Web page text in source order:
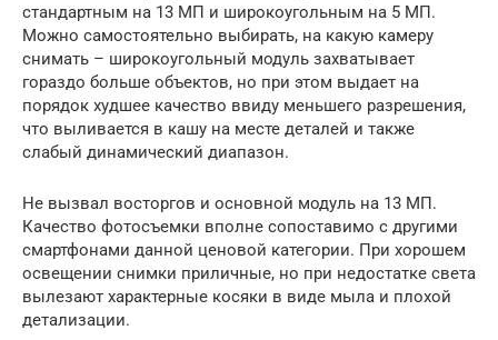
стандартным на 13 МП и широкоугольным на 5 МП.
Можно самостоятельно выбирать, на какую камеру
снимать – широкоугольный модуль захватывает
гораздо больше объектов, но при этом выдает на
порядок худшее качество ввиду меньшего разрешения,
что выливается в кашу на месте деталей и также
слабый динамический диапазон.
Не вызвал восторгов и основной модуль на 13 МП.
Качество фотосъемки вполне сопоставимо с другими
смартфонами данной ценовой категории. При хорошем
освещении снимки приличные, но при недостатке света
вылезают характерные косяки в виде мыла и плохой
детализации.